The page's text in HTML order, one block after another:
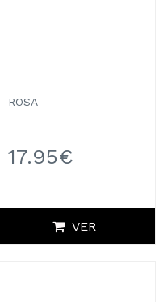
ROSA
17.95€
VER